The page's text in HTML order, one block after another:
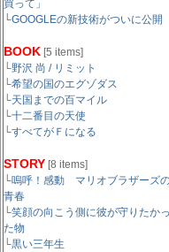
買って」
└GOOGLEの新技術がついに公開
BOOK [5 items]
└野沢 尚 / リミット
└希望の国のエグゾダス
└天国までの百マイル
└十二番目の天使
└すべてがＦになる
STORY [8 items]
└嗚呼！感動 マリオブラザーズ
青春
└笑顔の向こう側に彼が守りたかっ
た物
└黒い三年生
せてくれ
はエンタ
た、らし
のスーパ
ばきだっ
生。